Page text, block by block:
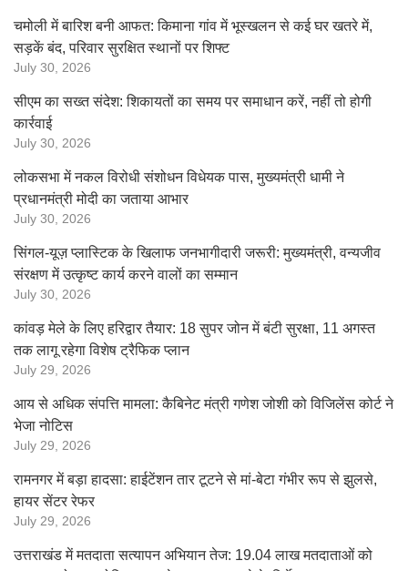
चमोली में बारिश बनी आफत: किमाना गांव में भूस्खलन से कई घर खतरे में,
सड़कें बंद, परिवार सुरक्षित स्थानों पर शिफ्ट
July 30, 2026
सीएम का सख्त संदेश: शिकायतों का समय पर समाधान करें, नहीं तो होगी
कार्रवाई
July 30, 2026
लोकसभा में नकल विरोधी संशोधन विधेयक पास, मुख्यमंत्री धामी ने
प्रधानमंत्री मोदी का जताया आभार
July 30, 2026
सिंगल-यूज़ प्लास्टिक के खिलाफ जनभागीदारी जरूरी: मुख्यमंत्री, वन्यजीव
संरक्षण में उत्कृष्ट कार्य करने वालों का सम्मान
July 30, 2026
कांवड़ मेले के लिए हरिद्वार तैयार: 18 सुपर जोन में बंटी सुरक्षा, 11 अगस्त
तक लागू रहेगा विशेष ट्रैफिक प्लान
July 29, 2026
आय से अधिक संपत्ति मामला: कैबिनेट मंत्री गणेश जोशी को विजिलेंस कोर्ट ने
भेजा नोटिस
July 29, 2026
रामनगर में बड़ा हादसा: हाईटेंशन तार टूटने से मां-बेटा गंभीर रूप से झुलसे,
हायर सेंटर रेफर
July 29, 2026
उत्तराखंड में मतदाता सत्यापन अभियान तेज: 19.04 लाख मतदाताओं को